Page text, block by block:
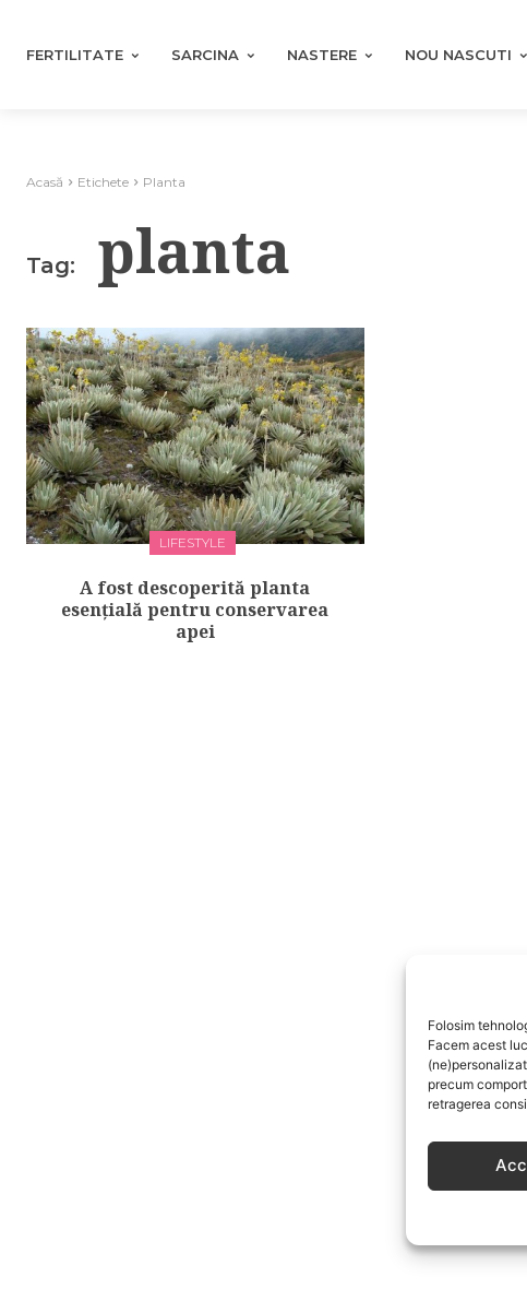
Folosim
Facem acest
precum
retragerea
FERTILITATE SARCINA NASTERE NOU NASCUTI
Acasă Etichete Planta
Tag: planta
LIFESTYLE
A fost descoperită planta
esenţială pentru conservarea
apei